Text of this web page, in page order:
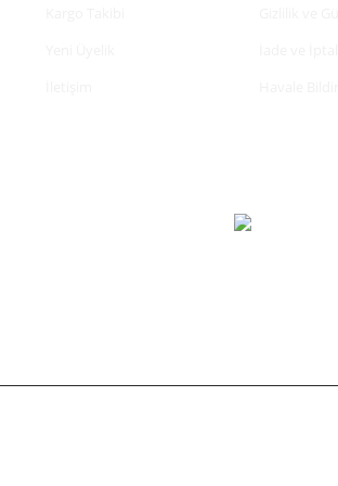
ile korunmaktadır.